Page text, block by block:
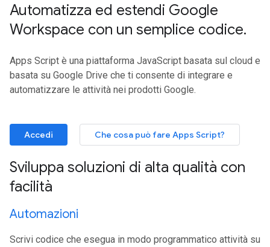
Automatizza ed estendi Google
Workspace con un semplice codice.
Apps Script è una piattaforma JavaScript basata sul cloud e
basata su Google Drive che ti consente di integrare e
automatizzare le attività nei prodotti Google.
Accedi Che cosa può fare Apps Script?
Sviluppa soluzioni di alta qualità con
facilità
Automazioni
Scrivi codice che esegua in modo programmatico attività su